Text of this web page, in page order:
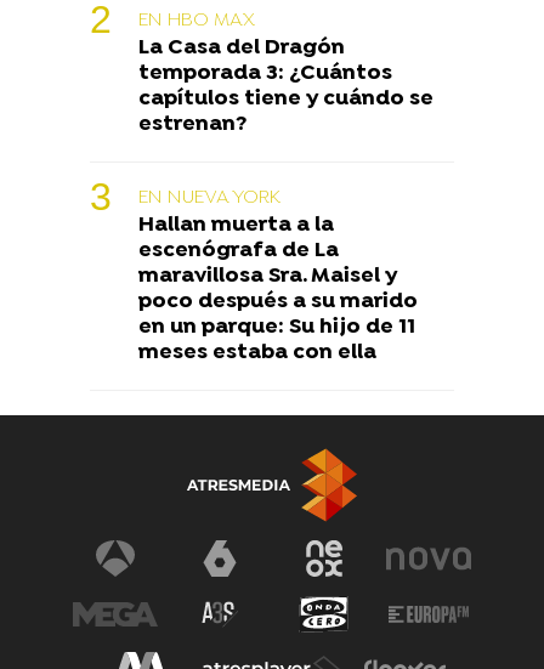
EN HBO MAX
La Casa del Dragón
temporada 3: ¿Cuántos
capítulos tiene y cuándo se
estrenan?
EN NUEVA YORK
Hallan muerta a la
escenógrafa de La
maravillosa Sra. Maisel y
poco después a su marido
en un parque: Su hijo de 11
meses estaba con ella